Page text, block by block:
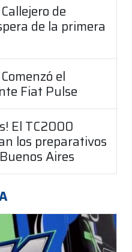
de
de la primera
el
Fiat Pulse
El TC2000
los preparativos
Aires